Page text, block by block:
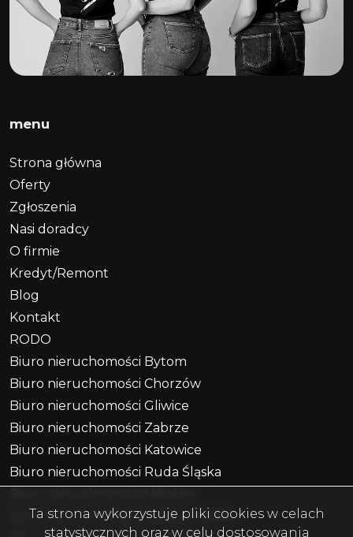
menu
Strona główna
Oferty
Zgłoszenia
Nasi doradcy
O firmie
Kredyt/Remont
Blog
Kontakt
RODO
Biuro nieruchomości Bytom
Biuro nieruchomości Chorzów
Biuro nieruchomości Gliwice
Biuro nieruchomości Zabrze
Biuro nieruchomości Katowice
Biuro nieruchomości Ruda Śląska
Biuro nieruchomości Piekary Śląskie
Ta strona wykorzystuje pliki cookies w celach
statystycznych oraz w celu dostosowania